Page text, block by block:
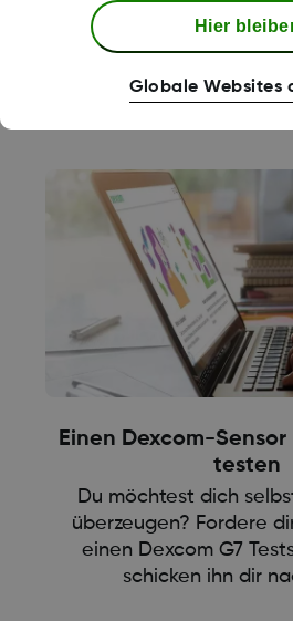
zu
Mehr über
Einen Dexcom-
testen
Du möchtest dich
überzeugen? Fordere
einen Dexcom G7
schicken ihn dir
Hier
Globale Websites